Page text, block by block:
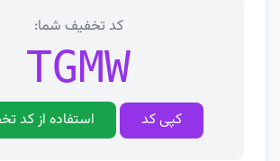
کد تخفیف شما:
TGMW
کپی کد استفاده از کد